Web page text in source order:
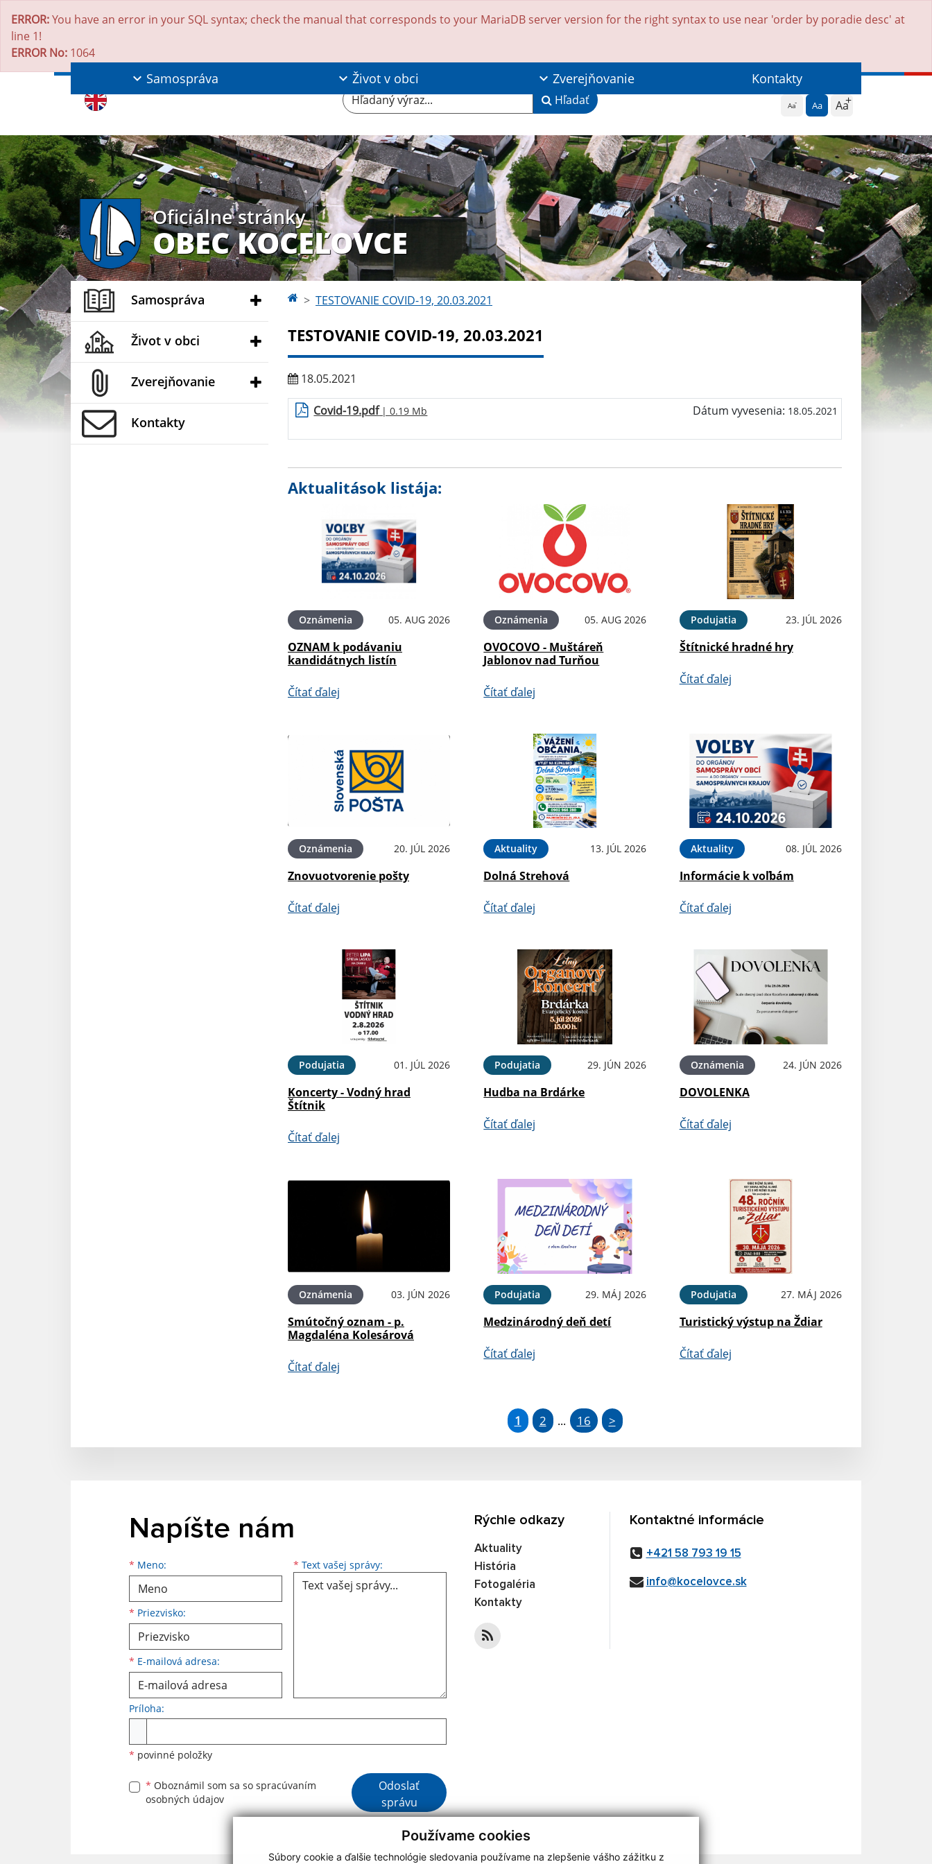
Používame cookies
Súbory cookie a ďalšie technológie sledovania používame na zlepšenie vášho zážitku z
ERROR:You have an error in your SQL syntax; check the manual that corresponds to your MariaDB server version for the right syntax to use near 'order by poradie desc' at
line 1!
ERROR No: 1064
Aa Aa Aa
Hľadaný výraz... Hľadať
Samospráva Život v obci Zverejňovanie Kontakty
Oficiálne stránky
OBEC KOCEĽOVCE
Samospráva
Život v obci
Zverejňovanie
Kontakty
TESTOVANIE COVID-19, 20.03.2021
TESTOVANIE COVID-19, 20.03.2021
18.05.2021
Covid-19.pdf| 0.19 Mb Dátum vyvesenia: 18.05.2021
Aktualitások listája:
Oznámenia 05. AUG 2026
OZNAM k podávaniu
kandidátnych listín
Čítať ďalej
Oznámenia 05. AUG 2026
OVOCOVO - Muštáreň
Jablonov nad Turňou
Čítať ďalej
Podujatia 23. JÚL 2026
Štítnické hradné hry
Čítať ďalej
Oznámenia 20. JÚL 2026
Znovuotvorenie pošty
Čítať ďalej
Aktuality 13. JÚL 2026
Dolná Strehová
Čítať ďalej
Aktuality 08. JÚL 2026
Informácie k voľbám
Čítať ďalej
Podujatia 01. JÚL 2026
Koncerty - Vodný hrad
Štítnik
Čítať ďalej
Podujatia 29. JÚN 2026
Hudba na Brdárke
Čítať ďalej
Oznámenia 24. JÚN 2026
DOVOLENKA
Čítať ďalej
Oznámenia 03. JÚN 2026
Smútočný oznam - p.
Magdaléna Kolesárová
Čítať ďalej
Podujatia 29. MÁJ 2026
Medzinárodný deň detí
Čítať ďalej
Podujatia 27. MÁJ 2026
Turistický výstup na Ždiar
Čítať ďalej
1 2 ... 16 >
Napíšte nám
* Meno:
Meno
* Priezvisko:
Priezvisko
* E-mailová adresa:
E-mailová adresa * Text vašej správy: Text vašej správy...
Príloha:
* povinné položky
* Oboznámil som sa so spracúvaním
osobných údajov
Google reCaptcha Response
Odoslať
správu
Rýchle odkazy
Aktuality
História
Fotogaléria
Kontakty
Kontaktné informácie
+421 58 793 19 15
info@kocelovce.sk